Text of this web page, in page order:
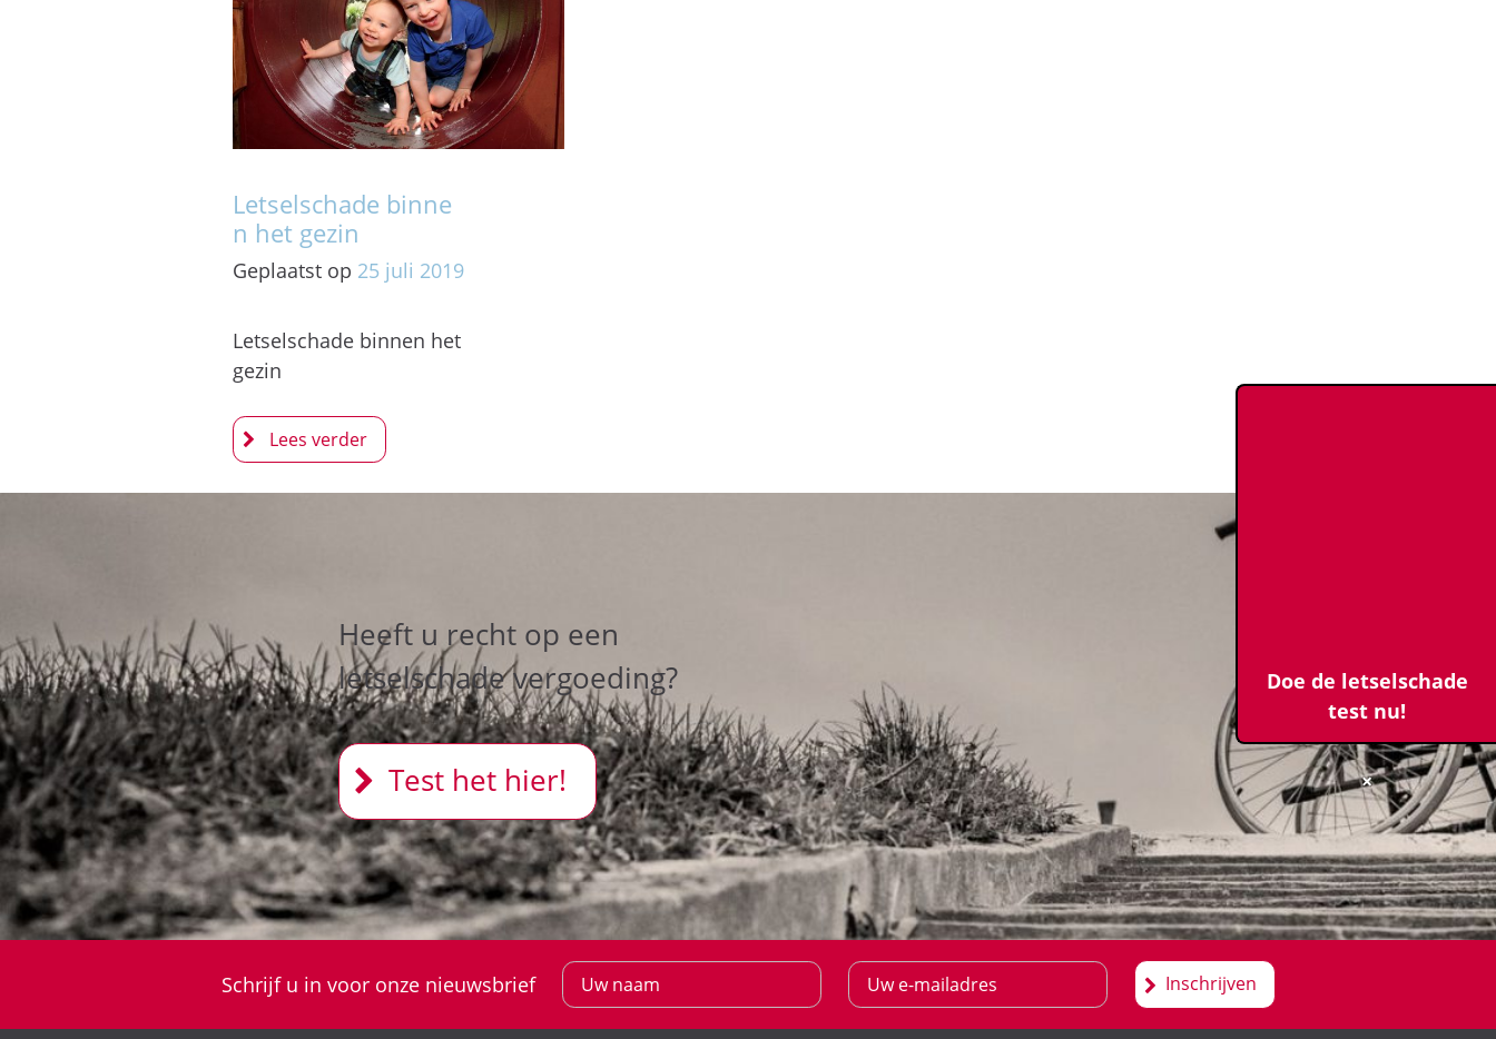
Letselschade binne
n het gezin
Geplaatst op 25 juli 2019
Letselschade binnen het
gezin
Heeft u recht op een
letselschade vergoeding?
Test het hier!
Schrijf u in voor onze nieuwsbrief Inschrijven
Doe de letselschade
test nu!
×